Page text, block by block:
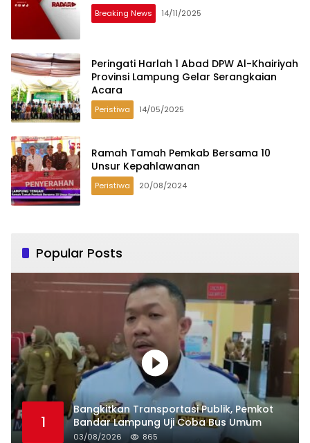
Breaking News 14/11/2025
Peringati Harlah 1 Abad DPW Al-Khairiyah
Provinsi Lampung Gelar Serangkaian
Acara
Peristiwa 14/05/2025
Ramah Tamah Pemkab Bersama 10
Unsur Kepahlawanan
Peristiwa 20/08/2024
Popular Posts
1
Bangkitkan Transportasi Publik, Pemkot
Bandar Lampung Uji Coba Bus Umum
03/08/2026 865